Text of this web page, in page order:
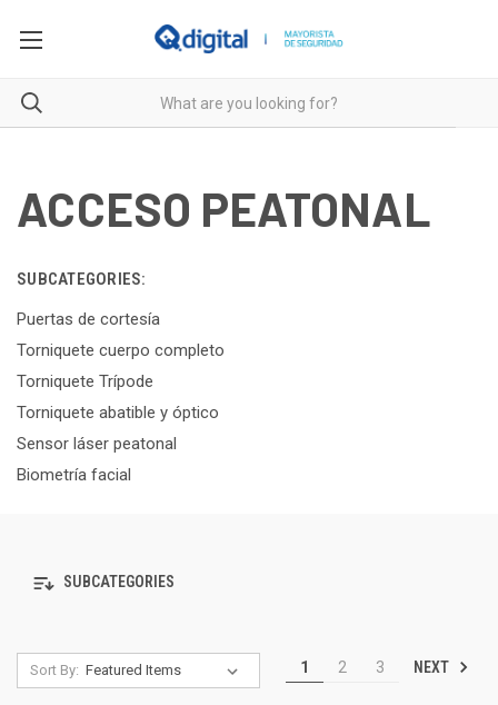
ACCESO PEATONAL
SUBCATEGORIES:
Puertas de cortesía
Torniquete cuerpo completo
Torniquete Trípode
Torniquete abatible y óptico
Sensor láser peatonal
Biometría facial
SUBCATEGORIES
Sort By: 1 2 3 NEXT